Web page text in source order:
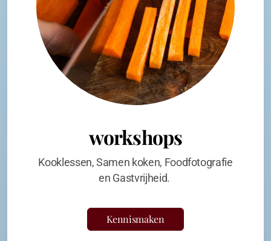
workshops
Kooklessen, Samen koken, Foodfotografie
en Gastvrijheid.
Kennismaken